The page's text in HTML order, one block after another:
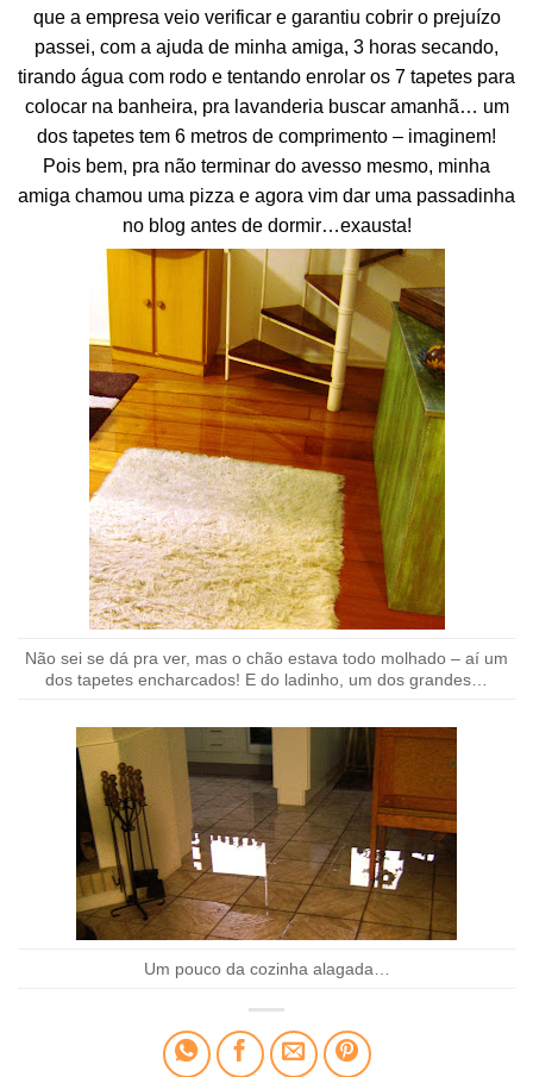
que a empresa veio verificar e garantiu cobrir o prejuízo
passei, com a ajuda de minha amiga, 3 horas secando,
tirando água com rodo e tentando enrolar os 7 tapetes para
colocar na banheira, pra lavanderia buscar amanhã… um
dos tapetes tem 6 metros de comprimento – imaginem!
Pois bem, pra não terminar do avesso mesmo, minha
amiga chamou uma pizza e agora vim dar uma passadinha
no blog antes de dormir…exausta!
Não sei se dá pra ver, mas o chão estava todo molhado – aí um
dos tapetes encharcados! E do ladinho, um dos grandes…
Um pouco da cozinha alagada…